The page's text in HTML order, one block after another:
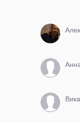
Вика